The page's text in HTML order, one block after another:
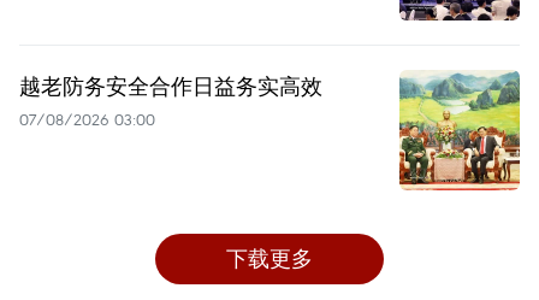
越老防务安全合作日益务实高效
07/08/2026 03:00
下载更多